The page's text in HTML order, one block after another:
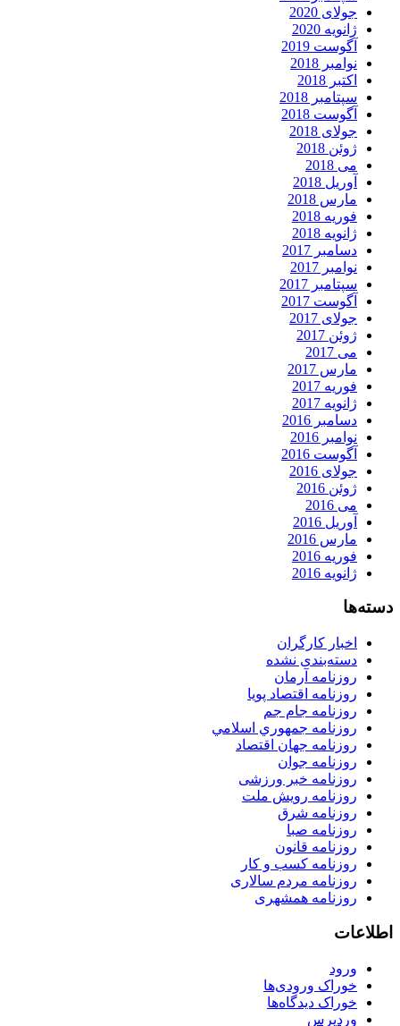
جولای 2020
ژانویه 2020
آگوست 2019
نوامبر 2018
اکتبر 2018
سپتامبر 2018
آگوست 2018
جولای 2018
ژوئن 2018
می 2018
آوریل 2018
مارس 2018
فوریه 2018
ژانویه 2018
دسامبر 2017
نوامبر 2017
سپتامبر 2017
آگوست 2017
جولای 2017
ژوئن 2017
می 2017
مارس 2017
فوریه 2017
ژانویه 2017
دسامبر 2016
نوامبر 2016
آگوست 2016
جولای 2016
ژوئن 2016
می 2016
آوریل 2016
مارس 2016
فوریه 2016
ژانویه 2016
دسته‌ها
اخبار کارگران
دسته‌بندی نشده
روزنامه آرمان
روزنامه اقتصاد پویا
روزنامه جام جم
روزنامه جمهوري اسلامي
روزنامه جهان اقتصاد
روزنامه جوان
روزنامه خبر ورزشى
روزنامه رویش ملت
روزنامه شرق
روزنامه صبا
روزنامه قانون
روزنامه كسب و كار
روزنامه مردم سالاری
روزنامه همشهری
اطلاعات
ورود
خوراک ورودی‌ها
خوراک دیدگاه‌ها
وردپرس